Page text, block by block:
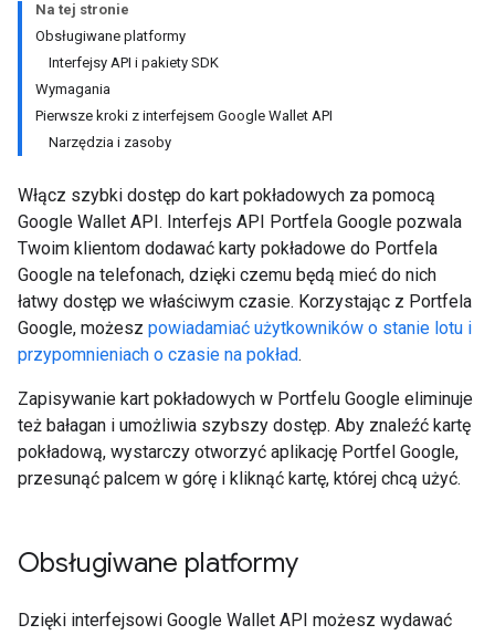
Na tej stronie
Obsługiwane platformy
Interfejsy API i pakiety SDK
Wymagania
Pierwsze kroki z interfejsem Google Wallet API
Narzędzia i zasoby
Włącz szybki dostęp do kart pokładowych za pomocą
Google Wallet API. Interfejs API Portfela Google pozwala
Twoim klientom dodawać karty pokładowe do Portfela
Google na telefonach, dzięki czemu będą mieć do nich
łatwy dostęp we właściwym czasie. Korzystając z Portfela
Google, możesz powiadamiać użytkowników o stanie lotu i
przypomnieniach o czasie na pokład.
Zapisywanie kart pokładowych w Portfelu Google eliminuje
też bałagan i umożliwia szybszy dostęp. Aby znaleźć kartę
pokładową, wystarczy otworzyć aplikację Portfel Google,
przesunąć palcem w górę i kliknąć kartę, której chcą użyć.
Obsługiwane platformy
Dzięki interfejsowi Google Wallet API możesz wydawać